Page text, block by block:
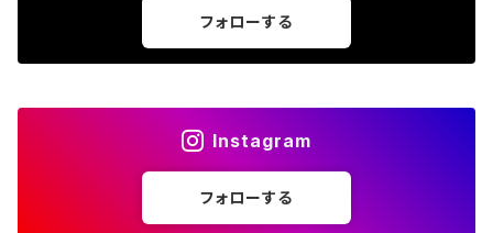
フォローする
Instagram
フォローする